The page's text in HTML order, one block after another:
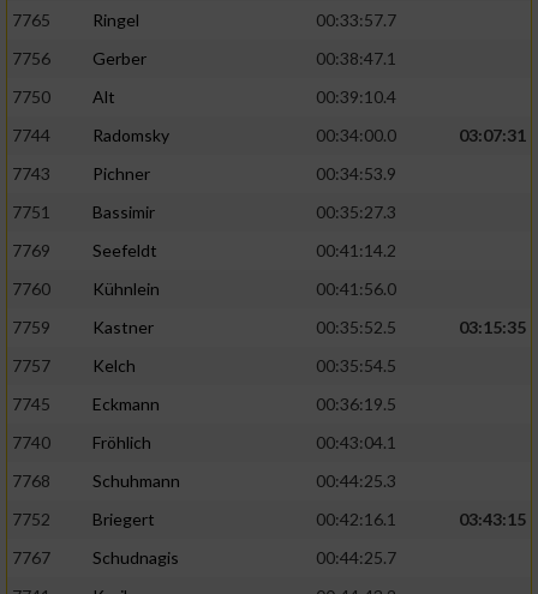
7765
Ringel
00:33:57.7
7756
Gerber
00:38:47.1
7750
Alt
00:39:10.4
7744
Radomsky 00:34:00.0
03:07:31
7743
Pichner
00:34:53.9
7751
Bassimir
00:35:27.3
7769
Seefeldt
00:41:14.2
7760
Kühnlein
00:41:56.0
7759
Kastner 00:35:52.5
03:15:35
7757
Kelch
00:35:54.5
7745
Eckmann
00:36:19.5
7740
Fröhlich
00:43:04.1
7768
Schuhmann
00:44:25.3
7752
Briegert 00:42:16.1
03:43:15
7767
Schudnagis
00:44:25.7